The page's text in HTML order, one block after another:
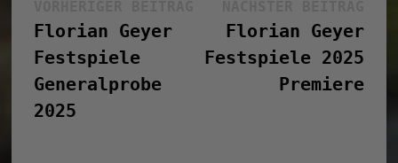
Beitrag:
Florian Geyer
Festspiele
Generalprobe
2025
Florian Geyer
Festspiele 2025
Premiere